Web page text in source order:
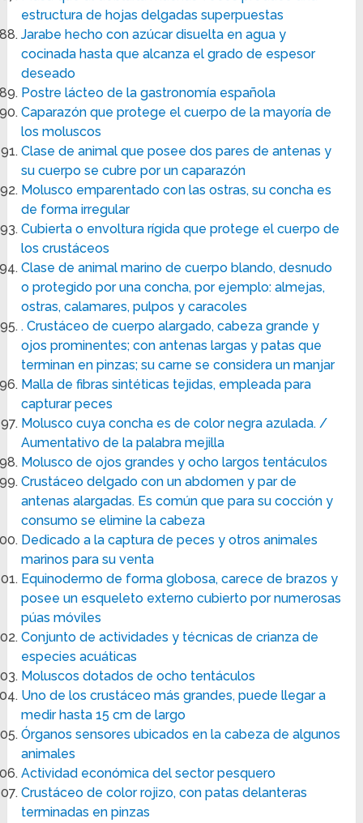
estructura de hojas delgadas superpuestas
Jarabe hecho con azúcar disuelta en agua y
cocinada hasta que alcanza el grado de espesor
deseado
Postre lácteo de la gastronomía española
Caparazón que protege el cuerpo de la mayoría de
los moluscos
Clase de animal que posee dos pares de antenas y
su cuerpo se cubre por un caparazón
Molusco emparentado con las ostras, su concha es
de forma irregular
Cubierta o envoltura rígida que protege el cuerpo de
los crustáceos
Clase de animal marino de cuerpo blando, desnudo
o protegido por una concha, por ejemplo: almejas,
ostras, calamares, pulpos y caracoles
. Crustáceo de cuerpo alargado, cabeza grande y
ojos prominentes; con antenas largas y patas que
terminan en pinzas; su carne se considera un manjar
Malla de fibras sintéticas tejidas, empleada para
capturar peces
Molusco cuya concha es de color negra azulada. /
Aumentativo de la palabra mejilla
Molusco de ojos grandes y ocho largos tentáculos
Crustáceo delgado con un abdomen y par de
antenas alargadas. Es común que para su cocción y
consumo se elimine la cabeza
Dedicado a la captura de peces y otros animales
marinos para su venta
Equinodermo de forma globosa, carece de brazos y
posee un esqueleto externo cubierto por numerosas
púas móviles
Conjunto de actividades y técnicas de crianza de
especies acuáticas
Moluscos dotados de ocho tentáculos
Uno de los crustáceo más grandes, puede llegar a
medir hasta 15 cm de largo
Órganos sensores ubicados en la cabeza de algunos
animales
Actividad económica del sector pesquero
Crustáceo de color rojizo, con patas delanteras
terminadas en pinzas